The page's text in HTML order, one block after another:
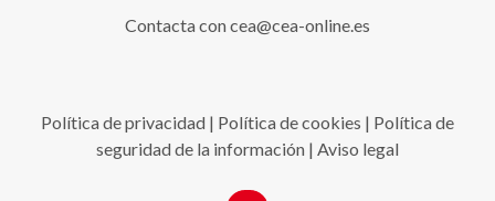
Contacta concea@cea-online.es
Política de privacidad | Política de cookies | Política de
seguridad de la información | Aviso legal